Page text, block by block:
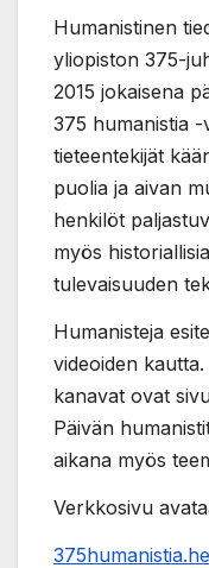
Humanistinen
yliopiston 375-
2015 jokaisena
375 humanistia
tieteentekijät
puolia ja aivan
henkilöt
myös
tulevaisuuden
Humanisteja
videoiden
kanavat ovat
Päivän
aikana myös
Verkkosivu